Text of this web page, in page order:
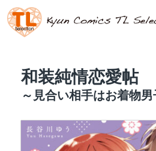
和装純情恋愛帖
～見合い相手はお着物